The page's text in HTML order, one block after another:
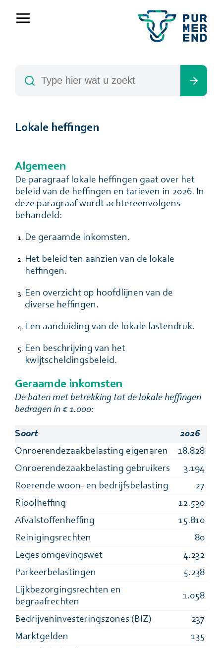
Lokale heffingen
Algemeen
De paragraaf lokale heffingen gaat over het
beleid van de heffingen en tarieven in 2026. In
deze paragraaf wordt achtereenvolgens
behandeld:
De geraamde inkomsten.
Het beleid ten aanzien van de lokale
heffingen.
Een overzicht op hoofdlĳnen van de
diverse heffingen.
Een aanduiding van de lokale lastendruk.
Een beschrĳving van het
kwĳtscheldingsbeleid.
Geraamde inkomsten
De baten met betrekking tot de lokale heffingen
bedragen in € 1.000:
Soort
2026
Onroerendezaakbelasting eigenaren
18.828
Onroerendezaakbelasting gebruikers
3.194
Roerende woon- en bedrijfsbelasting
27
Rioolheffing
12.530
Afvalstoffenheffing
15.810
Reinigingsrechten
80
Leges omgevingswet
4.232
Parkeerbelastingen
5.238
Lijkbezorgingsrechten en
begraafrechten
1.058
Bedrijveninvesteringszones (BIZ)
237
Marktgelden
135